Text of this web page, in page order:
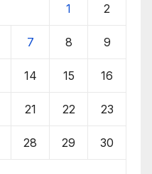
1 2
7 8 9
14 15 16
21 22 23
28 29 30